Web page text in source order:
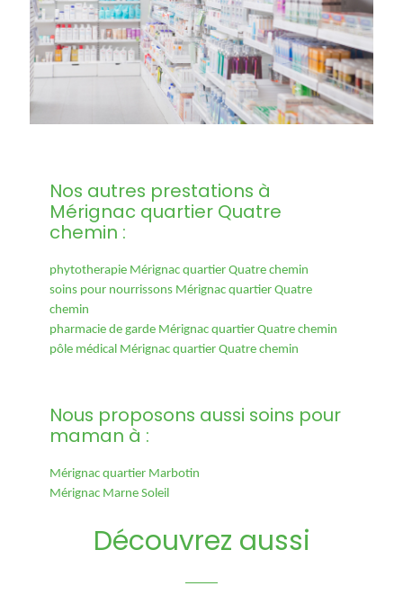
Nos autres prestations à
Mérignac quartier Quatre
chemin :
phytotherapie Mérignac quartier Quatre chemin
soins pour nourrissons Mérignac quartier Quatre
chemin
pharmacie de garde Mérignac quartier Quatre chemin
pôle médical Mérignac quartier Quatre chemin
Nous proposons aussi soins pour
maman à :
Mérignac quartier Marbotin
Mérignac Marne Soleil
Découvrez aussi